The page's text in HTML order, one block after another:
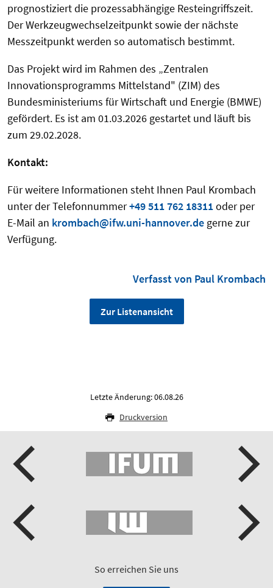
prognostiziert die prozessabhängige Resteingriffszeit.
Der Werkzeugwechselzeitpunkt sowie der nächste
Messzeitpunkt werden so automatisch bestimmt.
Das Projekt wird im Rahmen des „Zentralen
Innovationsprogramms Mittelstand" (ZIM) des
Bundesministeriums für Wirtschaft und Energie (BMWE)
gefördert. Es ist am 01.03.2026 gestartet und läuft bis
zum 29.02.2028.
Kontakt:
Für weitere Informationen steht Ihnen Paul Krombach
unter der Telefonnummer+49 511 762 18311oder per
E-Mail an krombach@ifw.uni-hannover.de gerne zur
Verfügung.
Verfasst von Paul Krombach
Zur Listenansicht
Letzte Änderung: 06.08.26
Druckversion
So erreichen Sie uns